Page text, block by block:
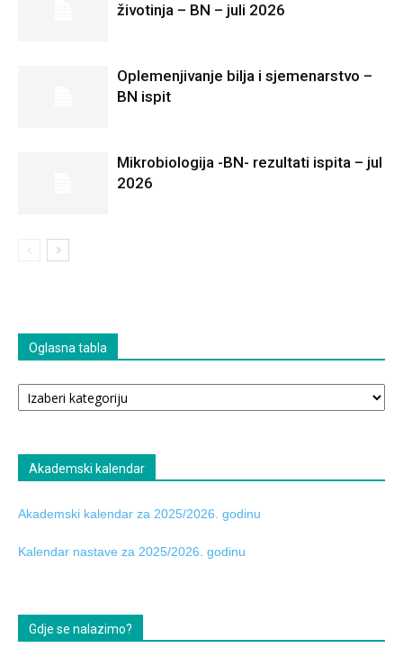
životinja – BN – juli 2026
Oplemenjivanje bilja i sjemenarstvo –
BN ispit
Mikrobiologija -BN- rezultati ispita – jul
2026
Oglasna tabla
Oglasna
tabla
Akademski kalendar
Akademski kalendar za 2025/2026. godinu
Kalendar nastave za 2025/2026. godinu
Gdje se nalazimo?